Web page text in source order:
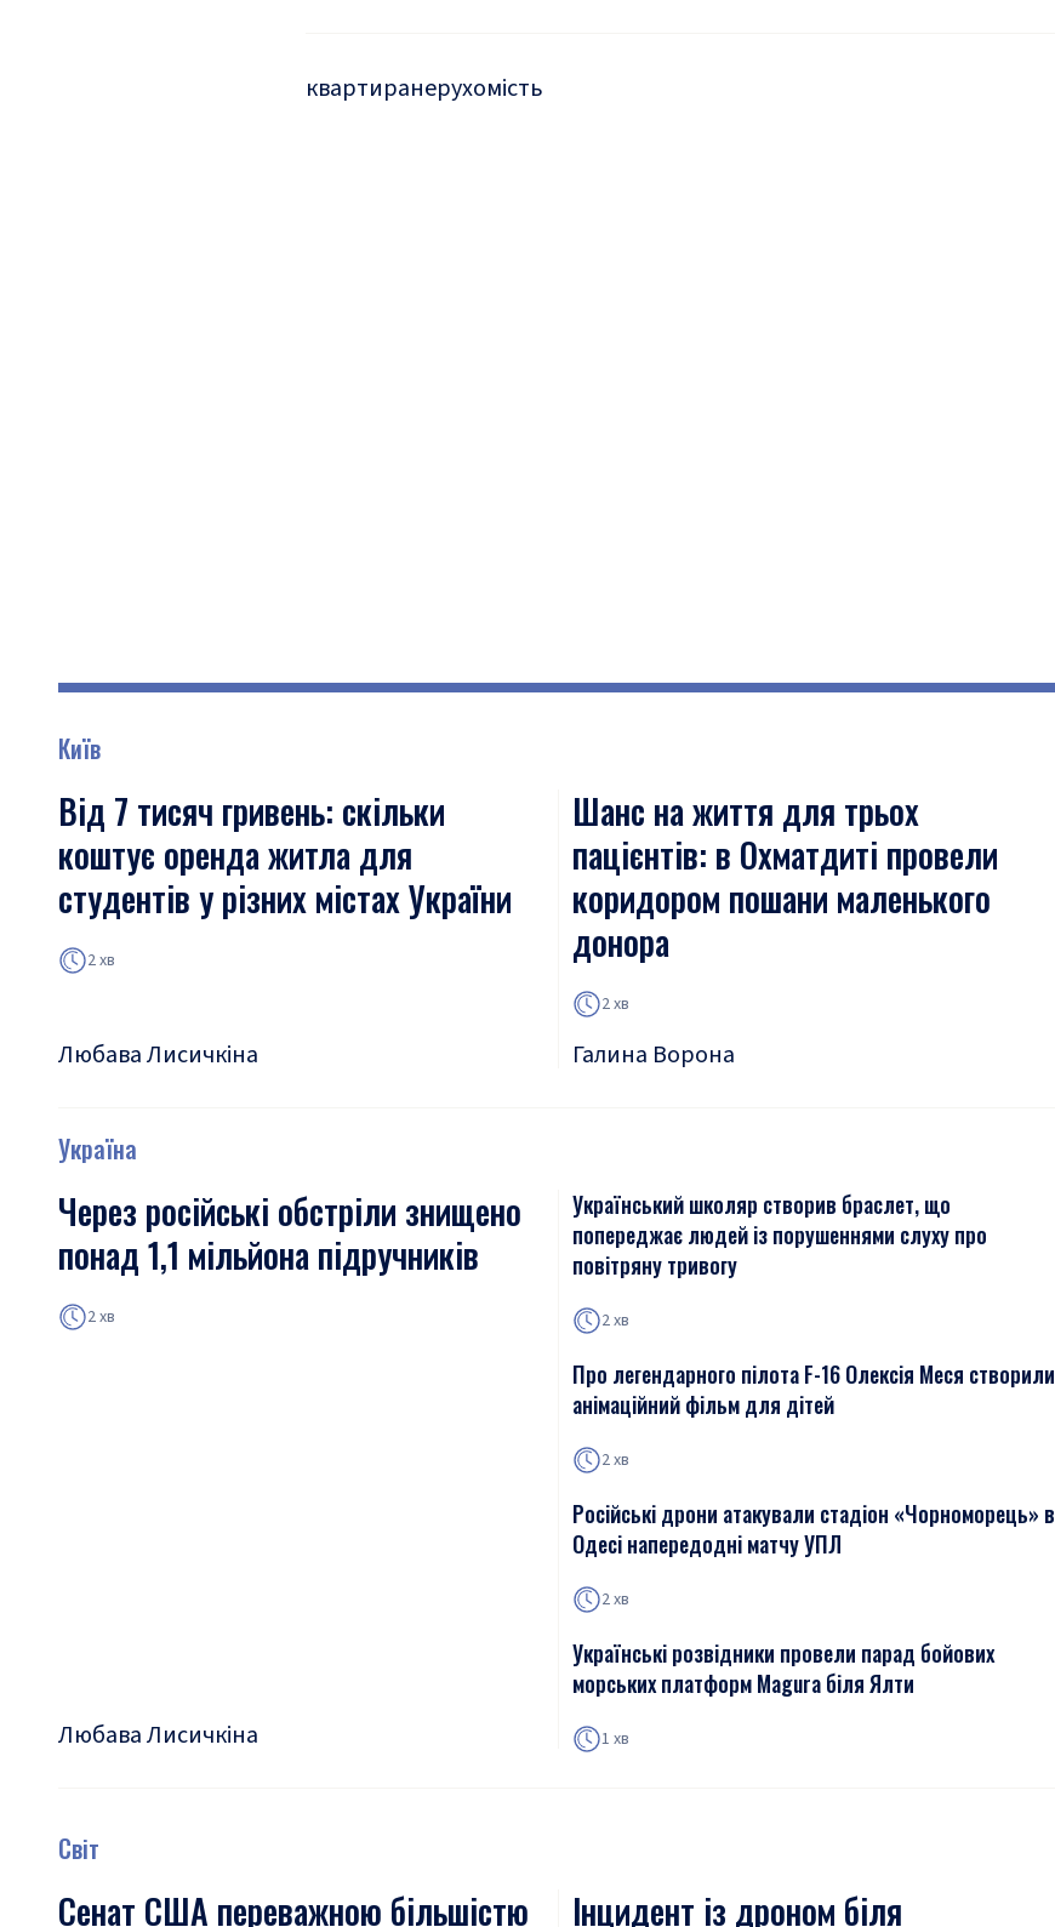
квартиранерухомість
Київ
Від 7 тисяч гривень: скільки
коштує оренда житла для
студентів у різних містах України
2 хв
Любава Лисичкіна
Шанс на життя для трьох
пацієнтів: в Охматдиті провели
коридором пошани маленького
донора
2 хв
Галина Ворона
Україна
Через російські обстріли знищено
понад 1,1 мільйона підручників
2 хв
Любава Лисичкіна
Український школяр створив браслет, що
попереджає людей із порушеннями слуху про
повітряну тривогу
2 хв
Про легендарного пілота F-16 Олексія Меся створили
анімаційний фільм для дітей
2 хв
Російські дрони атакували стадіон «Чорноморець» в
Одесі напередодні матчу УПЛ
2 хв
Українські розвідники провели парад бойових
морських платформ Magura біля Ялти
1 хв
Світ
Сенат США переважною більшістю
Інцидент із дроном біля